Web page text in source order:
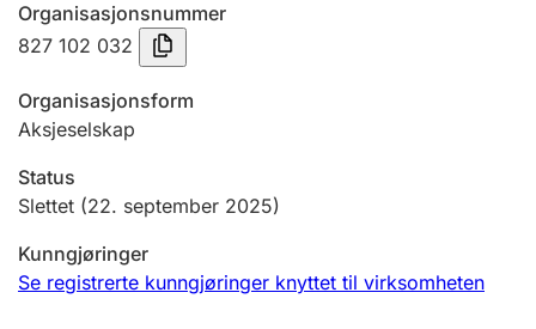
Innsending og forsinkelsesgebyr
Tinglysing
Jeger
Organisasjonsnummer
827 102 032
Organisasjonsform
Aksjeselskap
Status
Slettet (22. september 2025)
Kunngjøringer
Se registrerte kunngjøringer knyttet til virksomheten